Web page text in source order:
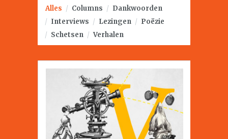
Alles / Columns / Dankwoorden
/ Interviews / Lezingen / Poëzie
/ Schetsen / Verhalen